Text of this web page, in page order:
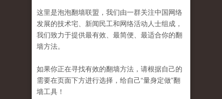
这里是泡泡翻墙联盟，我们由一群关注中国网络
发展的技术宅、新闻民工和网络活动人士组成，
我们致力于提供最有效、最简便、最适合你的翻
墙方法。
如果你正在寻找有效的翻墙方法，请根据自己的
需要在页面下方进行选择，给自己“量身定做”翻
墙工具！